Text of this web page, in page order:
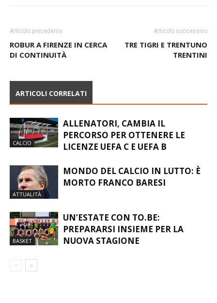
Articolo precedente
ROBUR A FIRENZE IN CERCA
DI CONTINUITÀ
Articolo successivo
TRE TIGRI E TRENTUNO
TRENTINI
ARTICOLI CORRELATI
CALCIO
ALLENATORI, CAMBIA IL
PERCORSO PER OTTENERE LE
LICENZE UEFA C E UEFA B
ATTUALITÀ
MONDO DEL CALCIO IN LUTTO: È
MORTO FRANCO BARESI
BASKET
UN’ESTATE CON TO.BE:
PREPARARSI INSIEME PER LA
NUOVA STAGIONE